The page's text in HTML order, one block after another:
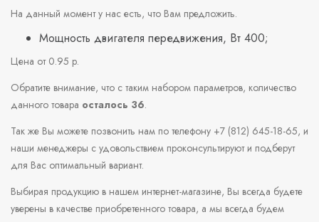
На данный момент у нас есть, что Вам предложить.
Мощность двигателя передвижения, Вт 400;
Цена от 0.95 р.
Обратите внимание, что с таким набором параметров, количество
данного товара осталось 36.
Так же Вы можете позвонить нам по телефону +7 (812) 645-18-65, и
наши менеджеры с удовольствием проконсультируют и подберут
для Вас оптимальный вариант.
Выбирая продукцию в нашем интернет-магазине, Вы всегда будете
уверены в качестве приобретенного товара, а мы всегда будем